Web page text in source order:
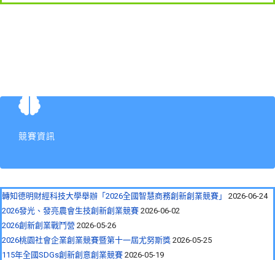
競賽資訊
轉知德明財經科技大學舉辦「2026全國智慧商務創新創業競賽」
2026-06-24
2026發光、發亮農會生技創新創業競賽 2026-06-02
2026創新創業戰鬥營 2026-05-26
2026桃園社會企業創業競賽暨第十一屆尤努斯獎 2026-05-25
115年全國SDGs創新創意創業競賽 2026-05-19